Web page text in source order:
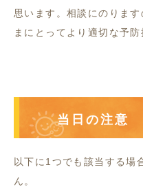
思います。相談にのりま
まにとってより適切な予
当日の注意
以下に1つでも該当する場
ん。